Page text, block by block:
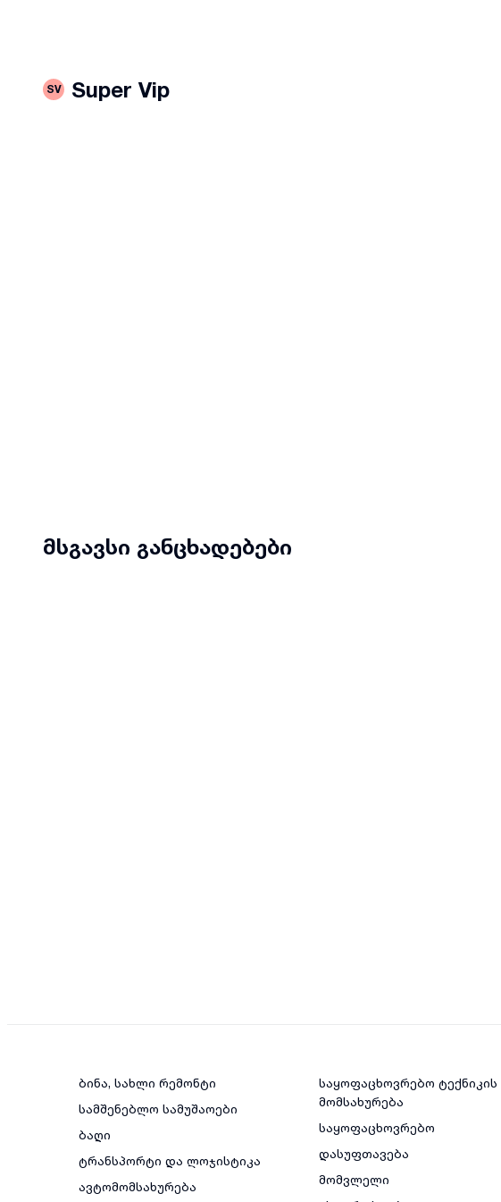
SV Super Vip
მსგავსი განცხადებები
ბინა, სახლი რემონტი
სამშენებლო სამუშაოები
ბაღი
ტრანსპორტი და ლოჯისტიკა
ავტომომსახურება
საყოფაცხოვრებო ტექნიკის
მომსახურება
საყოფაცხოვრებო
დასუფთავება
მომვლელი